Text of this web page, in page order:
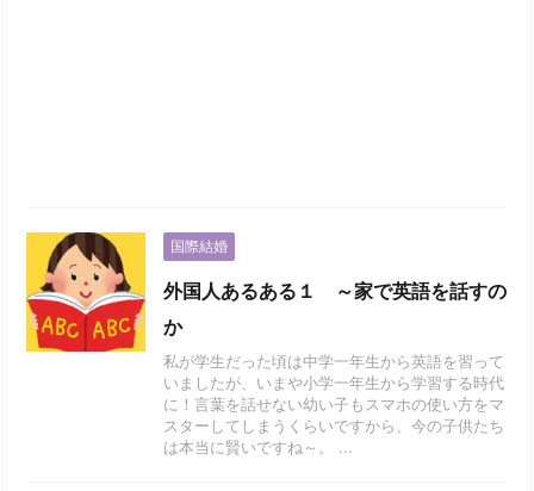
国際結婚
外国人あるある１ ～家で英語を話すの
か
私が学生だった頃は中学一年生から英語を習って
いましたが、いまや小学一年生から学習する時代
に！言葉を話せない幼い子もスマホの使い方をマ
スターしてしまうくらいですから、今の子供たち
は本当に賢いですね～。 ...